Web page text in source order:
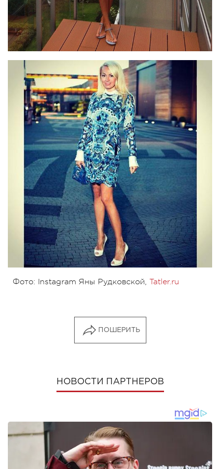
Фото: Instagram Яны Рудковской, Tatler.ru
ПОШЕРИТЬ
НОВОСТИ ПАРТНЕРОВ